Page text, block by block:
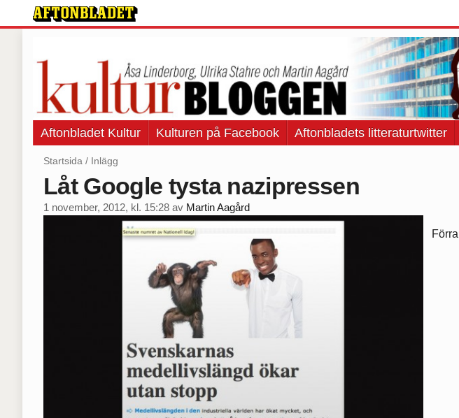
Aftonbladet Kultur Kulturen på Facebook Aftonbladets litteraturtwitter
Startsida / Inlägg
Låt Google tysta nazipressen
1 november, 2012, kl. 15:28 av Martin Aagård
Förra